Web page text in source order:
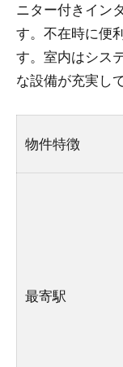
ニター付きイン
す。不在時に便
す。室内はシス
な設備が充実し
物件特徴
最寄駅